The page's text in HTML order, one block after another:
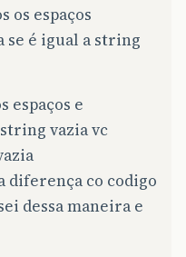
os espaços
se é igual a string
espaços e
vazia vc
diferença co codigo
dessa maneira e